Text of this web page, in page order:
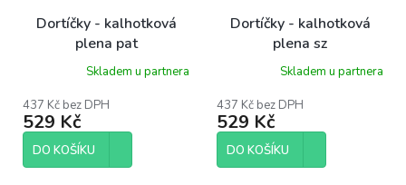
Dortíčky - kalhotková
plena pat
Skladem u partnera
437 Kč bez DPH
529 Kč
DO KOŠÍKU
Dortíčky - kalhotková
plena sz
Skladem u partnera
437 Kč bez DPH
529 Kč
DO KOŠÍKU